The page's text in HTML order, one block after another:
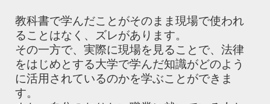
教科書で学んだことがそのまま現場で使われ
ることはなく、ズレがあります。
その一方で、実際に現場を見ることで、法律
をはじめとする大学で学んだ知識がどのよう
に活用されているのかを学ぶことができま
す。